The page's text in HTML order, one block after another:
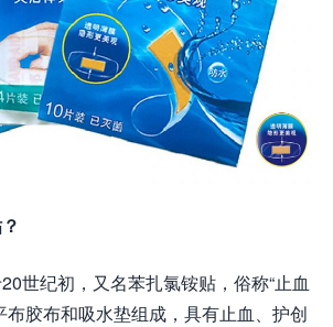
世纪初，又名苯扎氯铵贴，俗称“止血
布胶布和吸水垫组成，具有止血、护创